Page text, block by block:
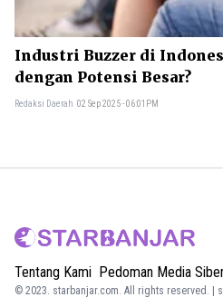
Industri Buzzer di
dengan Potensi Besar?
Redaksi Daerah 02 Sep 2025 - 06:01PM
Tentang Kami Pedoman Media
© 2023. starbanjar.com. All rights reserved. |